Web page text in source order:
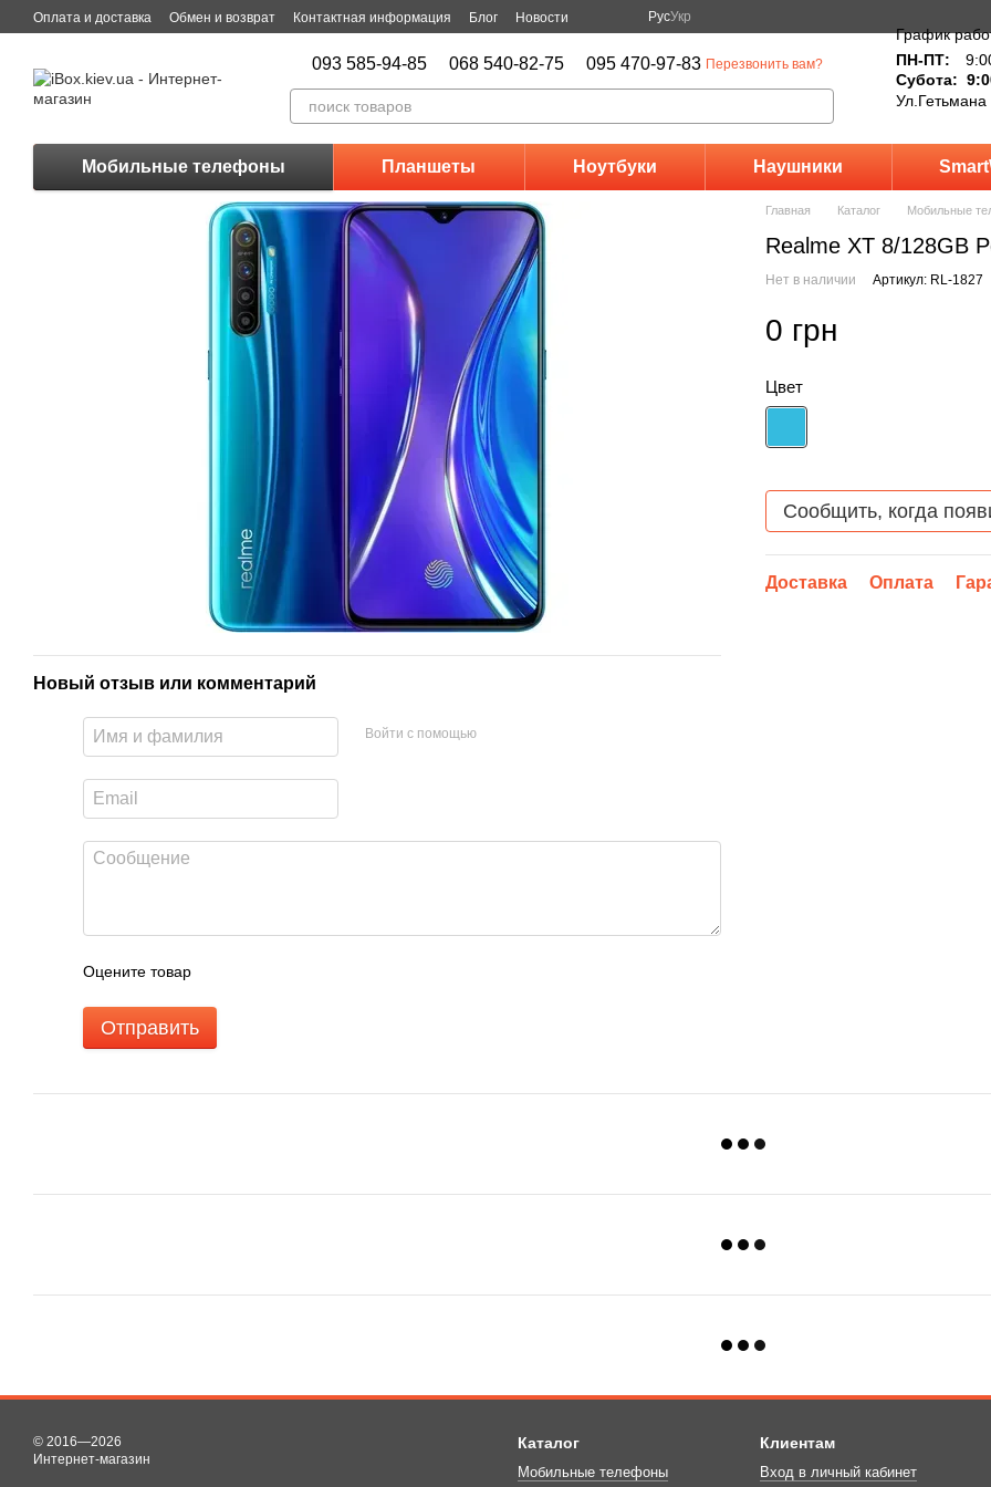
Перейти к основному контенту
Оплата и доставка Обмен и возврат Контактная информация Блог Новости РусУкр
093 585-94-85 068 540-82-75 095 470-97-83 Перезвонить вам?
График
ПН-ПТ:
Субота:
Мобильные телефоны Планшеты Ноутбуки Наушники
Новый отзыв или комментарий
Войти с помощью
Оцените товар
Отправить
Главная Каталог Мобильные
Realme XT 8/128GB
Нет в наличии Артикул: RL-1827
0 грн
Цвет
Сообщить, когда
Доставка Оплата
© 2016—2026
Интернет-магазин
Каталог
Мобильные телефоны
Клиентам
Вход в личный кабинет